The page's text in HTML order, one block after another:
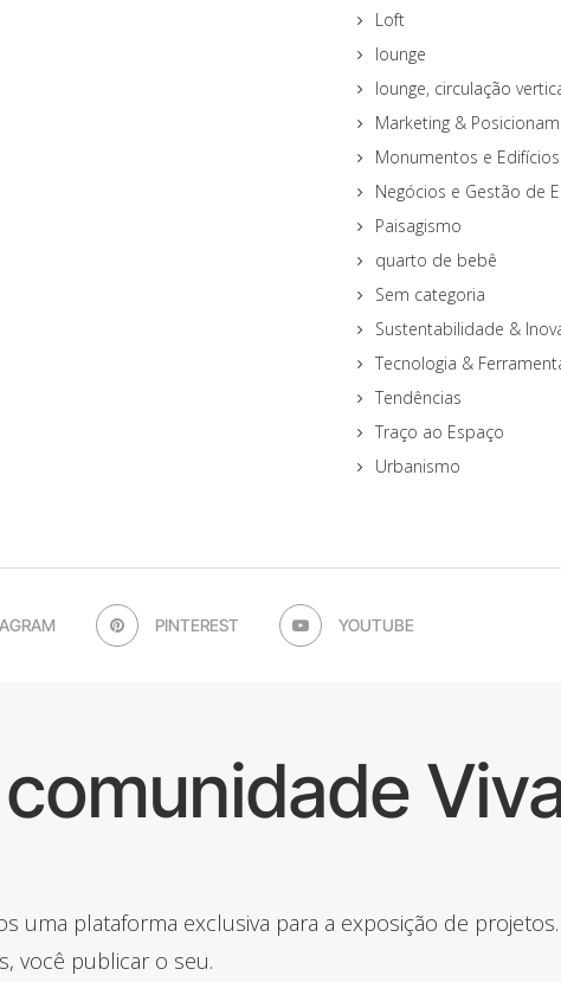
Loft
lounge
lounge, circulação
Marketing &
Monumentos e Edifícios
Negócios e Gestão de
Paisagismo
quarto de bebê
Sem categoria
Sustentabilidade &
Tecnologia &
Tendências
Traço ao Espaço
Urbanismo
PINTEREST YOUTUBE
uma plataforma exclusiva para a exposição de
você publicar o seu.